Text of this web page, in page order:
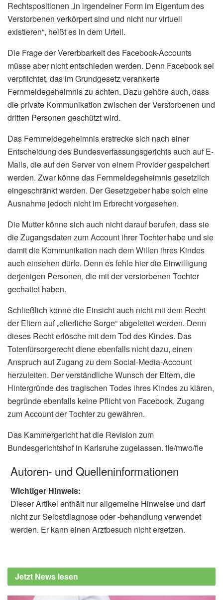
Rechtspositionen „in irgendeiner Form im Eigentum des
Verstorbenen verkörpert sind und nicht nur virtuell
existieren“, heißt es in dem Urteil.
Die Frage der Vererbbarkeit des Facebook-Accounts
müsse aber nicht entschieden werden. Denn Facebook sei
verpflichtet, das im Grundgesetz verankerte
Fernmeldegeheimnis zu achten. Dazu gehöre auch, dass
die private Kommunikation zwischen der Verstorbenen und
dritten Personen geschützt wird.
Das Fernmeldegeheimnis erstrecke sich nach einer
Entscheidung des Bundesverfassungsgerichts auch auf E-
Mails, die auf den Server von einem Provider gespeichert
werden. Zwar könne das Fernmeldegeheimnis gesetzlich
eingeschränkt werden. Der Gesetzgeber habe solch eine
Ausnahme jedoch nicht im Erbrecht vorgesehen.
Die Mutter könne sich auch nicht darauf berufen, dass sie
die Zugangsdaten zum Account ihrer Tochter habe und sie
damit die Kommunikation nach dem Willen ihres Kindes
auch einsehen dürfe. Denn es fehle hier die Einwilligung
derjenigen Personen, die mit der verstorbenen Tochter
gechattet haben.
Schließlich könne die Einsicht auch nicht mit dem Recht
der Eltern auf „elterliche Sorge“ abgeleitet werden. Denn
dieses Recht erlösche mit dem Tod des Kindes. Das
Totenfürsorgerecht diene ebenfalls nicht dazu, einen
Anspruch auf Zugang zu dem Social-Media-Account
herzuleiten. Der verständliche Wunsch der Eltern, die
Hintergründe des tragischen Todes ihres Kindes zu klären,
begründe ebenfalls keine Pflicht von Facebook, Zugang
zum Account der Tochter zu gewähren.
Das Kammergericht hat die Revision zum
Bundesgerichtshof in Karlsruhe zugelassen. fle/mwo/fle
Autoren- und Quelleninformationen
Wichtiger Hinweis:
Dieser Artikel enthält nur allgemeine Hinweise und darf
nicht zur Selbstdiagnose oder -behandlung verwendet
werden. Er kann einen Arztbesuch nicht ersetzen.
Jetzt News lesen